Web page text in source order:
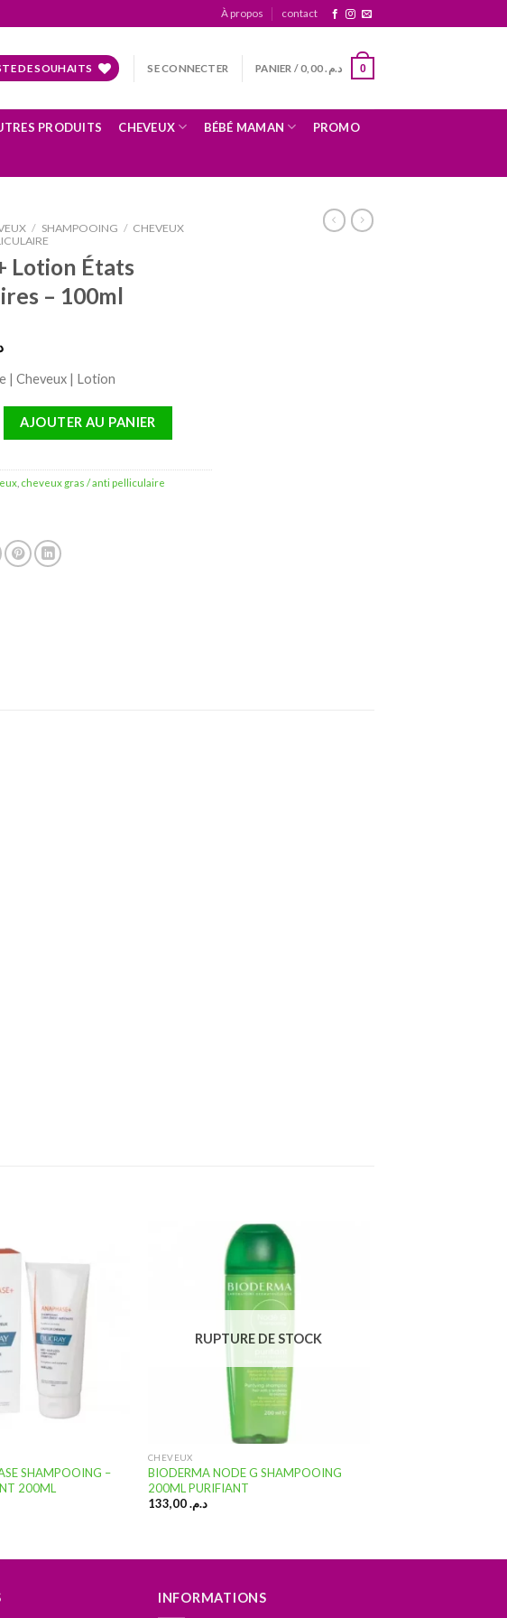
À propos contact
DE SOUHAITS SE CONNECTER PANIER / د.م. 0
PRODUITS CHEVEUX BÉBÉ MAMAN PROMO
/ SHAMPOOING / CHEVEUX
Lotion États
– 100ml
| Cheveux | Lotion
DS+ Lotion États Pélliculaires – 100ml
AJOUTER AU PANIER
cheveux gras / anti pelliculaire
Ajouter
SHAMPOOING –
200ML
d’envies
RUPTURE DE STOCK
CHEVEUX
BIODERMA NODE G SHAMPOOING
200ML PURIFIANT
د.م.133,00
INFORMATIONS